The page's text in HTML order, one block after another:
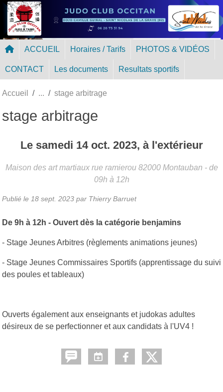
ACCUEIL Horaires / Tarifs PHOTOS & VIDÉOS
CONTACT Les documents Resultats sportifs
Accueil stage arbitrage
stage arbitrage
Le samedi 14 oct. 2023, à l'extérieur
Maison des art martiaux rue ramierou 82000 Montauban - de
09h à 12h
Publié le 18 sept. 2023 par Thierry Barruet
De 9h à 12h - Ouvert dès la catégorie benjamins
- Stage Jeunes Arbitres (règlements animations jeunes)
- Stage Jeunes Commissaires Sportifs (apprentissage du suivi
des poules et tableaux)
Ouverts également aux enseignants et judokas adultes
désireux de se perfectionner et aux candidats à l'UV4 !
Panneau de gestion des cookies